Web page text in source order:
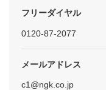
フリーダイヤル
0120-87-2077
メールアドレス
c1@ngk.co.jp